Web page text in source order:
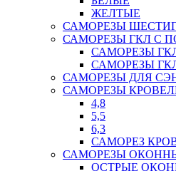
ЖЕЛТЫЕ
САМОРЕЗЫ
САМОРЕЗЫ ГКЛ С
САМОРЕЗЫ
САМОРЕЗЫ
САМОРЕЗЫ ДЛЯ
САМОРЕЗЫ
4,8
5,5
6,3
САМОРЕЗ
САМОРЕЗЫ
ОСТРЫЕ